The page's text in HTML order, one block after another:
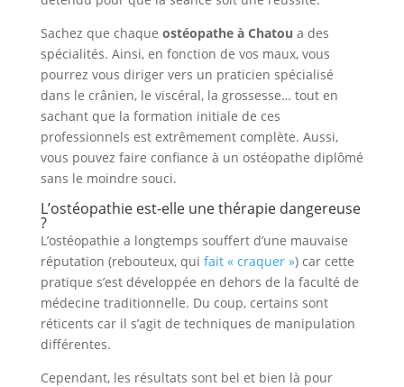
Sachez que chaque ostéopathe à Chatou a des
spécialités. Ainsi, en fonction de vos maux, vous
pourrez vous diriger vers un praticien spécialisé
dans le crânien, le viscéral, la grossesse… tout en
sachant que la formation initiale de ces
professionnels est extrêmement complète. Aussi,
vous pouvez faire confiance à un ostéopathe diplômé
sans le moindre souci.
L’ostéopathie est-elle une thérapie dangereuse
?
L’ostéopathie a longtemps souffert d’une mauvaise
réputation (rebouteux, qui fait « craquer ») car cette
pratique s’est développée en dehors de la faculté de
médecine traditionnelle. Du coup, certains sont
réticents car il s’agit de techniques de manipulation
différentes.
Cependant, les résultats sont bel et bien là pour